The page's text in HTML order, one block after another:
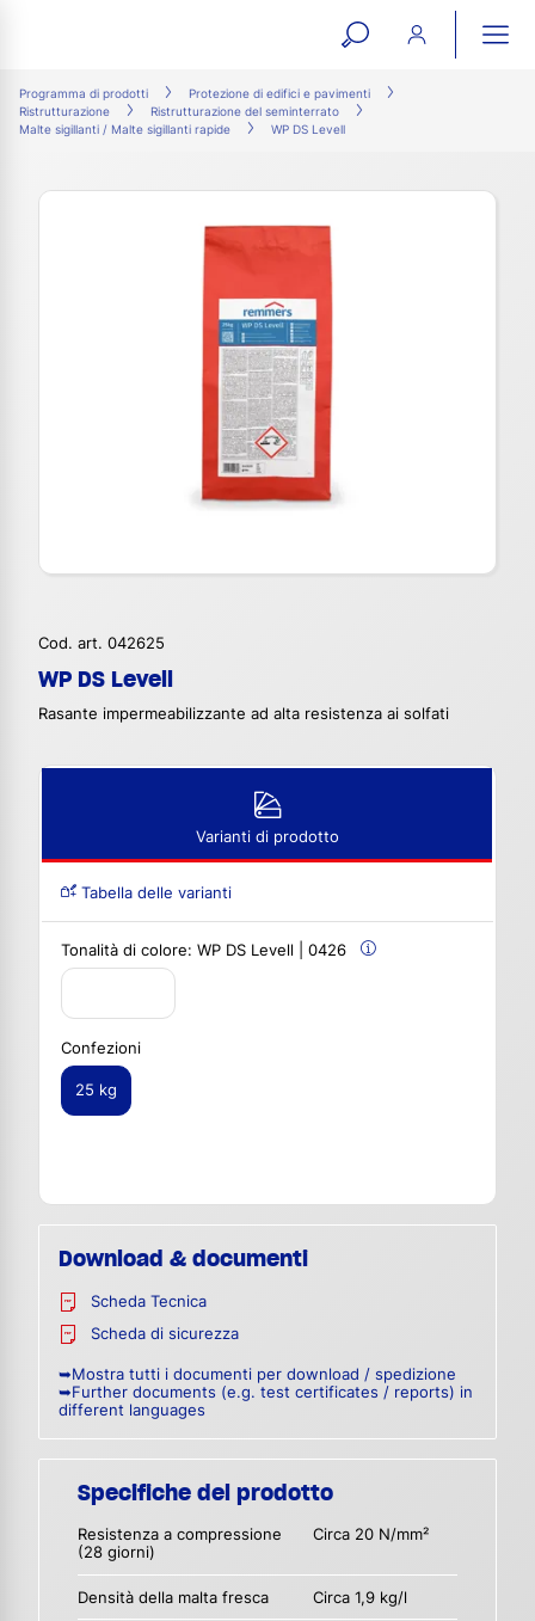
open
search
form
Programma di prodotti
Protezione di edifici e pavimenti
Ristrutturazione
Ristrutturazione del seminterrato
Malte sigillanti / Malte sigillanti rapide
WP DS Levell
Cod. art. 042625
WP DS Levell
Rasante impermeabilizzante ad alta resistenza ai solfati
Varianti di prodotto
Tabella delle varianti
Tonalità di colore: WP DS Levell | 0426
Confezioni
25 kg
Download & documenti
Scheda Tecnica
Scheda di sicurezza
➥Mostra tutti i documenti per download / spedizione
➥Further documents (e.g. test certificates / reports) in
different languages
Specifiche del prodotto
Resistenza a compressione
(28 giorni)
Circa 20 N/mm²
Densità della malta fresca Circa 1,9 kg/l